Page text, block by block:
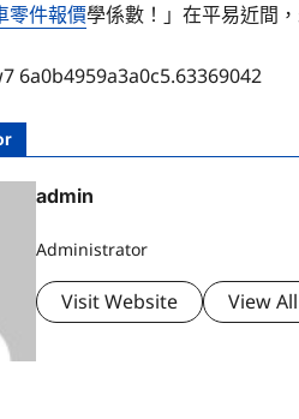
零件報價學係數！」在平易近間
6a0b4959a3a0c5.63369042
admin
Administrator
Visit Website View